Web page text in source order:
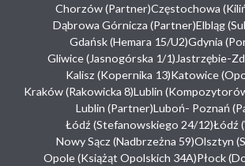
Chorzów (Partner)Częstochowa
Dąbrowa Górnicza (Partner)Elbląg
Gdańsk (Hemara 15/U2)Gdynia
Gliwice (Jasnogórska 1/1)Jastrzębie-
Kalisz (Kopernika 13)Katowice
Kraków (Rakowicka 8)Lublin
Lublin (Partner)Luboń- Poznań
Łódź (Stefanowskiego 24/12)Łódź
Nowy Sącz (Nadbrzeżna 59)Olsztyn
Opole (Książąt Opolskich 34A)Płock